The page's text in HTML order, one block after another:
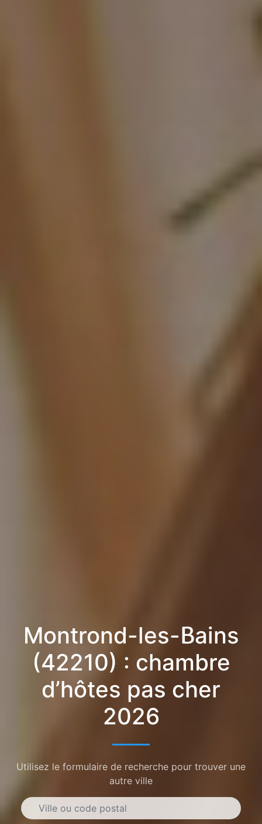
Montrond-les-Bains
(42210) : chambre
d’hôtes pas cher
2026
Utilisez le formulaire de recherche pour trouver une
autre ville